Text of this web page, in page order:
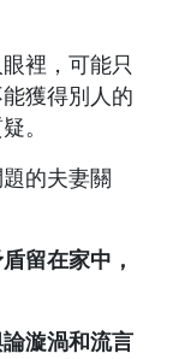
裡，可能只
獲得別人的
。
的夫妻關
留在家中，
漩渦和流言